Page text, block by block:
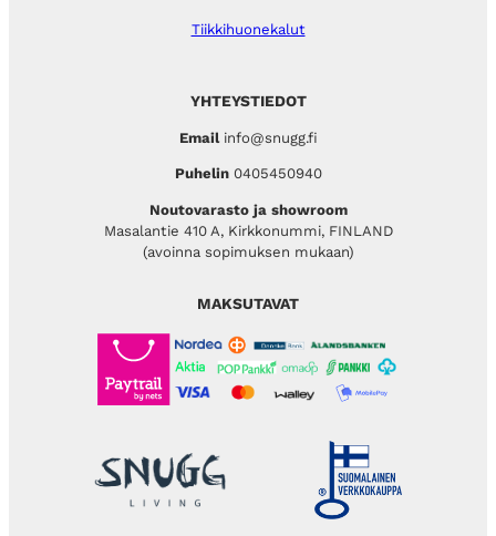
YHTEYSTIEDOT
Emailinfo@snugg.fi
Puhelin 0405450940
Noutovarasto ja showroom
Masalantie 410 A, Kirkkonummi, FINLAND
(avoinna sopimuksen mukaan)
Tiikkihuonekalut
MAKSUTAVAT